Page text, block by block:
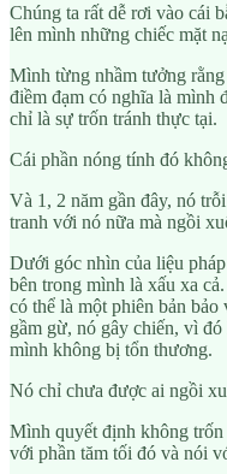
Chúng ta rất dễ rơi vào cái
lên mình những chiếc mặt
Mình từng nhầm tưởng
điềm đạm có nghĩa là mình
chỉ là sự trốn tránh thực tại.
Cái phần nóng tính đó
Và 1, 2 năm gần đây, nó
tranh với nó nữa mà ngồi
Dưới góc nhìn của liệu
bên trong mình là xấu xa
có thể là một phiên bản
gầm gừ, nó gây chiến, vì
mình không bị tổn thương.
Nó chỉ chưa được ai ngồi
Mình quyết định không
với phần tăm tối đó và nói